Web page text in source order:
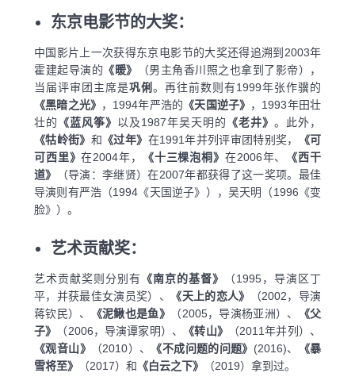
东京电影节的大奖：
中国影片上一次获得东京电影节的大奖还得追溯到2003年
霍建起导演的 《暖》
（男主角香川照之也拿到了影帝），
当届评审团主席是巩俐 。再往前数则有1999年张作骥的
《黑暗之光》 ，1994年严浩的 《天国逆子》 ，1993年田壮
壮的 《蓝风筝》 以及1987年吴天明的 《老井》 。此外，
《牯岭街》 和 《过年》 在1991年并列评审团特别奖，
《可
可西里》在2004年， 《十三棵泡桐》 在2006年、
《西干
道》
（导演：李继贤）在2007年都获得了这一奖项。最佳
导演则有严浩（1994《天国逆子》），吴天明（1996《变
脸》）。
艺术贡献奖：
艺术贡献奖则分别有 《南京的基督》
（1995，导演区丁
平，并获最佳女演员奖）、
《天上的恋人》
（2002，导演
蒋钦民）、
《泥鳅也是鱼》 （2005，导演杨亚洲）、
《父
子》
（2006，导演谭家明）、 《转山》
（2011年并列）、
《观音山》
（2010）、 《不成问题的问题》 (2016)、
《暴
雪将至》
（2017）和 《白云之下》 （2019）拿到过。